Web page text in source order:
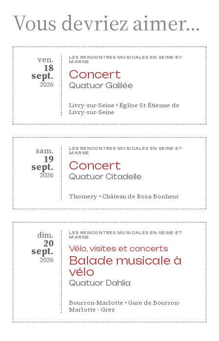
Vous devriez aimer…
vendredi
ven.
18
septembre
sept.
2026
LES RENCONTRES MUSICALES EN SEINE-ET-
MARNE
Concert
Quatuor Galilée
Livry-sur-Seine •Église St-Étienne de
Livry-sur-Seine
samedi
sam.
19
septembre
sept.
2026
LES RENCONTRES MUSICALES EN SEINE-ET-
MARNE
Concert
Quatuor Citadelle
Thomery •Château de Rosa Bonheur
dimanche
dim.
20
septembre
sept.
2026
LES RENCONTRES MUSICALES EN SEINE-ET-
MARNE
Vélo, visites et concerts
Balade musicale à
vélo
Quatuor Dahlia
Bourron-Marlotte •Gare de Bourron-
Marlotte - Grez